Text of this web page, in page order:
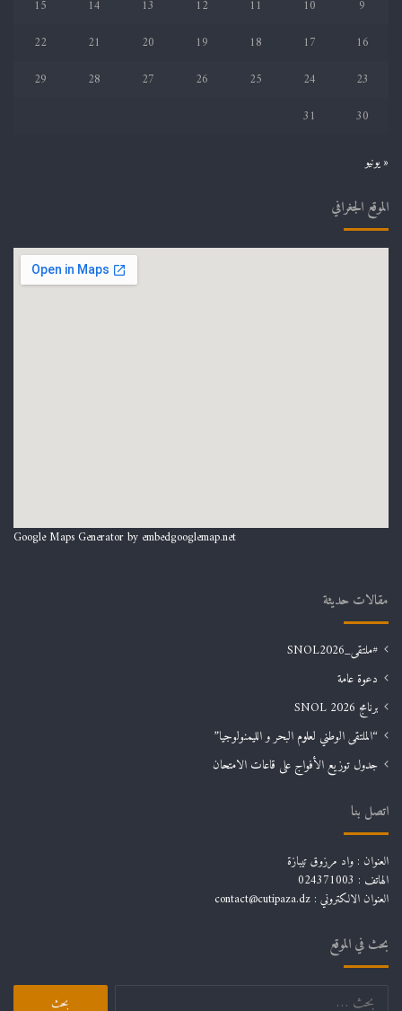
9
10
11
12
13
14
15
16
17
18
19
20
21
22
23
24
25
26
27
28
29
30
31
« يونيو
الموقع الجغرافي
Google Maps Generator by embedgooglemap.net
مقالات حديثة
#ملتقى_SNOL2026
دعوة عامة
برنامج SNOL 2026
“الملتقى الوطني لعلوم البحر و الليمنولوجيا”
جدول توزيع الأفواج على قاعات الامتحان
اتصل بنا
العنوان : واد مرزوق تيبازة
الهاتف : 024371003
العنوان الالكتروني : contact@cutipaza.dz
بحث في الموقع
البحث